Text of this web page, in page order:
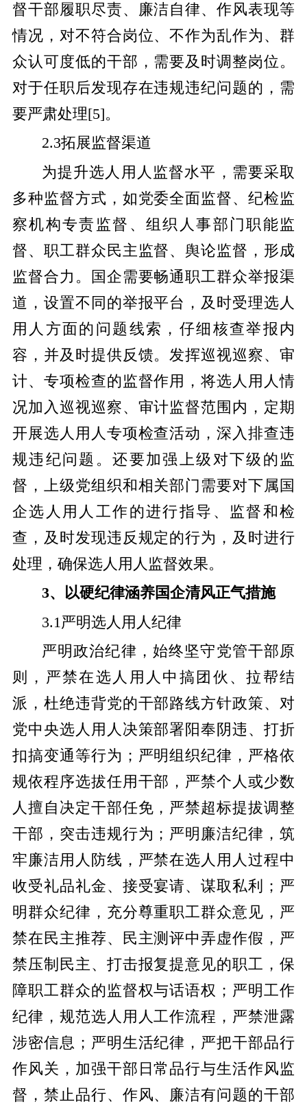
督干部履职尽责、廉洁自律、作风表现等
情况，对不符合岗位、不作为乱作为、群
众认可度低的干部，需要及时调整岗位。
对于任职后发现存在违规违纪问题的，需
要严肃处理[5]。
2.3拓展监督渠道
为提升选人用人监督水平，需要采取
多种监督方式，如党委全面监督、纪检监
察机构专责监督、组织人事部门职能监
督、职工群众民主监督、舆论监督，形成
监督合力。国企需要畅通职工群众举报渠
道，设置不同的举报平台，及时受理选人
用人方面的问题线索，仔细核查举报内
容，并及时提供反馈。发挥巡视巡察、审
计、专项检查的监督作用，将选人用人情
况加入巡视巡察、审计监督范围内，定期
开展选人用人专项检查活动，深入排查违
规违纪问题。还要加强上级对下级的监
督，上级党组织和相关部门需要对下属国
企选人用人工作的进行指导、监督和检
查，及时发现违反规定的行为，及时进行
处理，确保选人用人监督效果。
3、 以硬纪律涵养国企清风正气措施
3.1严明选人用人纪律
严明政治纪律，始终坚守党管干部原
则，严禁在选人用人中搞团伙、拉帮结
派，杜绝违背党的干部路线方针政策、对
党中央选人用人决策部署阳奉阴违、打折
扣搞变通等行为；严明组织纪律，严格依
规依程序选拔任用干部，严禁个人或少数
人擅自决定干部任免，严禁超标提拔调整
干部，突击违规行为；严明廉洁纪律，筑
牢廉洁用人防线，严禁在选人用人过程中
收受礼品礼金、接受宴请、谋取私利；严
明群众纪律，充分尊重职工群众意见，严
禁在民主推荐、民主测评中弄虚作假，严
禁压制民主、打击报复提意见的职工，保
障职工群众的监督权与话语权；严明工作
纪律，规范选人用人工作流程，严禁泄露
涉密信息；严明生活纪律，严把干部品行
作风关，加强干部日常品行与生活作风监
督，禁止品行、作风、廉洁有问题的干部